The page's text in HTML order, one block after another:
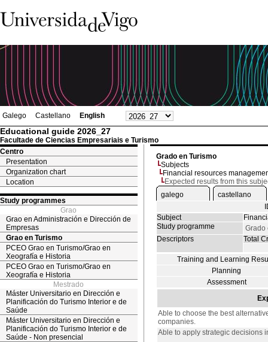
Galego Castellano English
Educational guide 2026_27
Facultade de Ciencias Empresariais e Turismo
Centro
Presentation
Organization chart
Location
Study programmes
Grao
Grao en Administración e Dirección de
Empresas
Grao en Turismo
PCEO Grao en Turismo/Grao en
Xeografía e Historia
PCEO Grao en Turismo/Grao en
Xeografía e Historia
Mestrado
Máster Universitario en Dirección e
Planificación do Turismo Interior e de
Saúde
Máster Universitario en Dirección e
Planificación do Turismo Interior e de
Saúde - Non presencial
Grado en Turismo
Subjects
Financial resources
Expected results from this
galego
castellano
Subject
Study programme
Grado
Descriptors
Total
Training and Learning
Planning
Assessment
Able to choose the best
companies.
Able to apply strategic decisions